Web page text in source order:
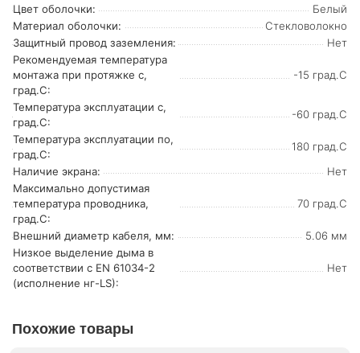
Цвет оболочки:
Белый
Материал оболочки:
Стекловолокно
Защитный провод заземления:
Нет
Рекомендуемая температура
монтажа при протяжке с,
град.C:
-15 град.C
Температура эксплуатации с,
град.C:
-60 град.C
Температура эксплуатации по,
град.C:
180 град.C
Наличие экрана:
Нет
Максимально допустимая
температура проводника,
град.C:
70 град.C
Внешний диаметр кабеля, мм:
5.06 мм
Низкое выделение дыма в
соответствии с EN 61034-2
(исполнение нг-LS):
Нет
Похожие товары